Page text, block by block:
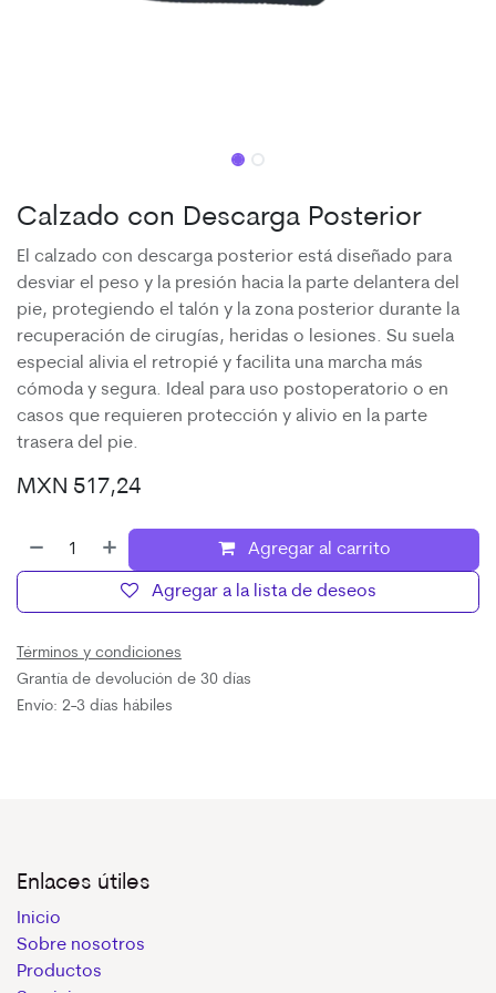
Calzado con Descarga Posterior
El calzado con descarga posterior está diseñado para
desviar el peso y la presión hacia la parte delantera del
pie, protegiendo el talón y la zona posterior durante la
recuperación de cirugías, heridas o lesiones. Su suela
especial alivia el retropié y facilita una marcha más
cómoda y segura. Ideal para uso postoperatorio o en
casos que requieren protección y alivio en la parte
trasera del pie.
MXN 517,24
Agregar al carrito
Agregar a la lista de deseos
Términos y condiciones
Grantía de devolución de 30 días
Envío: 2-3 días hábiles
Enlaces útiles
Inicio
Sobre nosotros
Productos